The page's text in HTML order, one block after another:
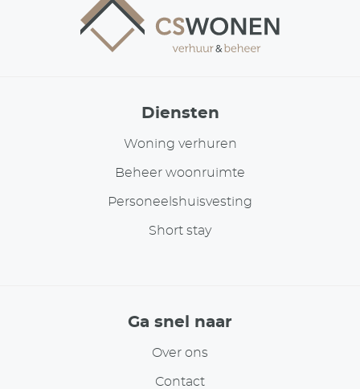
Diensten
Woning verhuren
Beheer woonruimte
Personeelshuisvesting
Short stay
Ga snel naar
Over ons
Contact